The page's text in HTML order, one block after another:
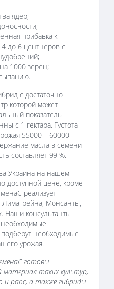
ядер;
прибавка к
4 до 6 центнеров с
1000 зерен;
с достаточно
которой может
показатель
с 1 гектара. Густота
55000 – 60000
масла в семени –
составляет 99 %.
Украина на нашем
доступной цене, кроме
реализует
Монсанты,
Наши консультанты
необходимые
подберут необходимые
урожая.
готовы
таких культур,
и рапс, а также гибриды